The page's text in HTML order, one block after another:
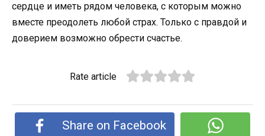
сердце и иметь рядом человека, с которым можно
вместе преодолеть любой страх. Только с правдой и
доверием возможно обрести счастье.
Rate article
Share on Facebook